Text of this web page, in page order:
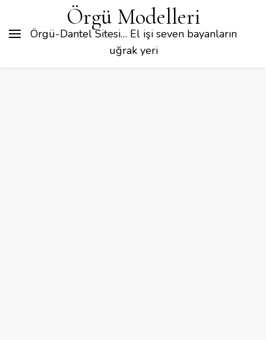
Örgü Modelleri
Örgü-Dantel Sitesi… El işi seven bayanların
uğrak yeri